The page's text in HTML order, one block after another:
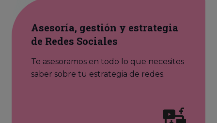
Asesoría, gestión y estrategia
de Redes Sociales
Te asesoramos en todo lo que necesites
saber sobre tu estrategia de redes.